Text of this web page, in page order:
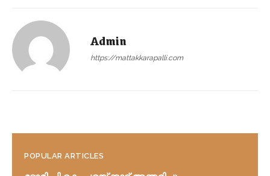
Admin
https://mattakkarapalli.com
POPULAR ARTICLES